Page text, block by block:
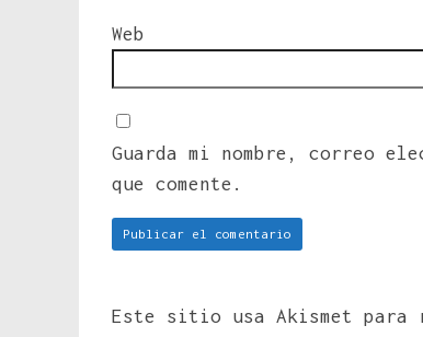
Web
Guarda mi nombre, correo
que comente.
Este sitio usa Akismet para